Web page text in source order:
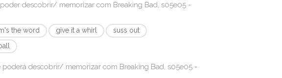
descobrir/ memorizar com Breaking Bad, s05e05 -
the word give it a whirl
suss out
poderá descobrir/ memorizar com Breaking Bad, s05e05 -